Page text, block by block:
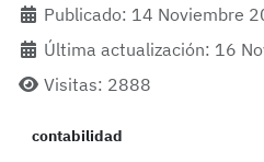
Publicado: 14 Noviembre
Última actualización: 16
Visitas: 2888
contabilidad